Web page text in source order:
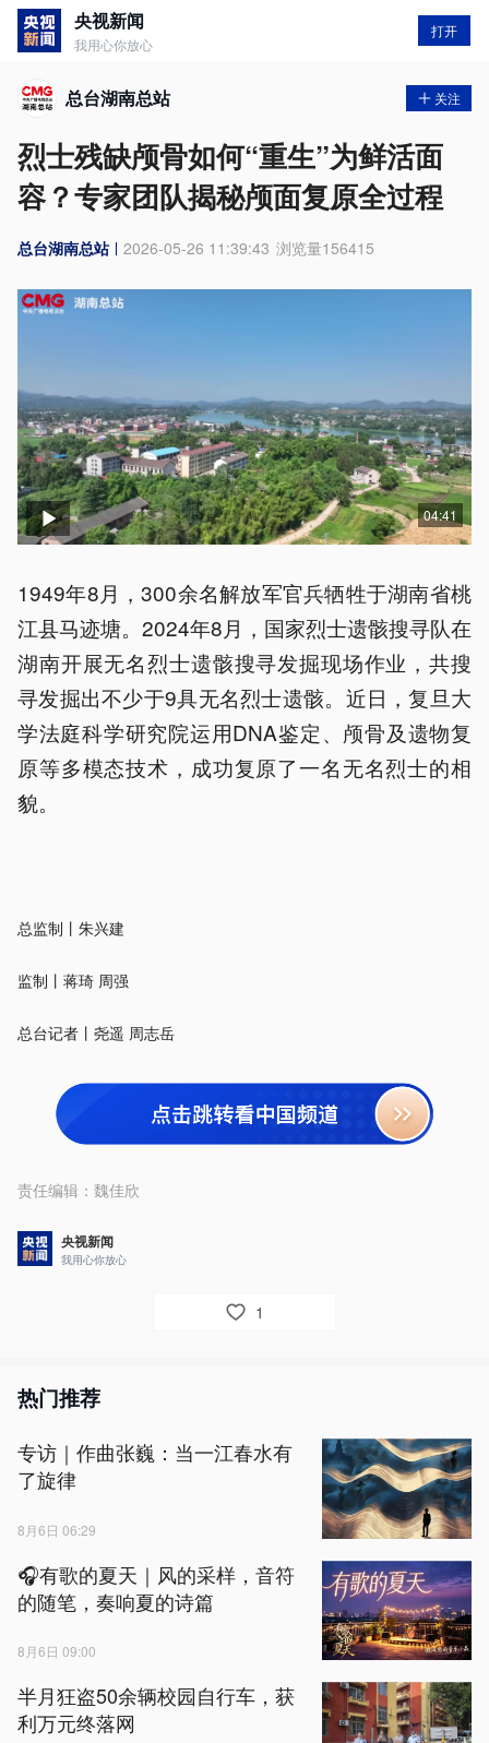
央视新闻
我用心你放心
打开
总台湖南总站 关注
烈士残缺颅骨如何“重生”为鲜活面
容？专家团队揭秘颅面复原全过程
总台湖南总站 2026-05-26 11:39:43 浏览量156415
04:41
1949年8月，300余名解放军官兵牺牲于湖南省桃
江县马迹塘。2024年8月，国家烈士遗骸搜寻队在
湖南开展无名烈士遗骸搜寻发掘现场作业，共搜
寻发掘出不少于9具无名烈士遗骸。近日，复旦大
学法庭科学研究院运用DNA鉴定、颅骨及遗物复
原等多模态技术，成功复原了一名无名烈士的相
貌。
总监制丨朱兴建
监制丨蒋琦 周强
总台记者丨尧遥 周志岳
责任编辑： 魏佳欣
央视新闻
我用心你放心
1
热门推荐
专访｜作曲张巍：当一江春水有
了旋律
8月6日 06:29
🎧有歌的夏天｜风的采样，音符
的随笔，奏响夏的诗篇
8月6日 09:00
半月狂盗50余辆校园自行车，获
利万元终落网